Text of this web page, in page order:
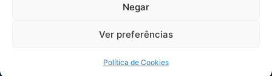
Negar
Ver preferências
Política de Cookies
Licença INFARMED Nº 220/DM2016Resolução de conflitos de Consumo
10 de agosto de 2026a19 de setembro de 2026